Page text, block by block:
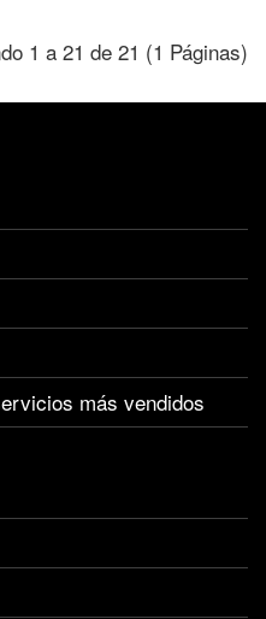
1 a 21 de 21 (1 Páginas)
más vendidos